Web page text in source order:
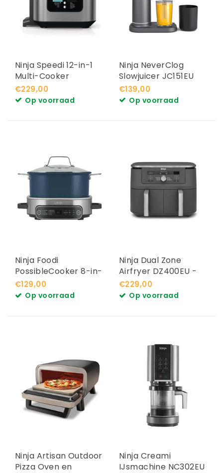
Ninja Speedi 12-in-1
Multi-Cooker
ON500EU
€229,00
Op voorraad
Ninja NeverClog
Slowjuicer JC151EU
€139,00
Op voorraad
Ninja Foodi
PossibleCooker 8-in-
1 Slowcooker en
Rijstkoker MC1101EU
€129,00
Op voorraad
Ninja Dual Zone
Airfryer DZ400EU -
9.5L
€229,00
Op voorraad
Ninja Artisan Outdoor
Pizza Oven en
Ninja Creami
IJsmachine NC302EU